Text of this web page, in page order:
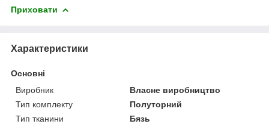
Приховати
Характеристики
Основні
Виробник
Власне виробництво
Тип комплекту
Полуторний
Тип тканини
Бязь